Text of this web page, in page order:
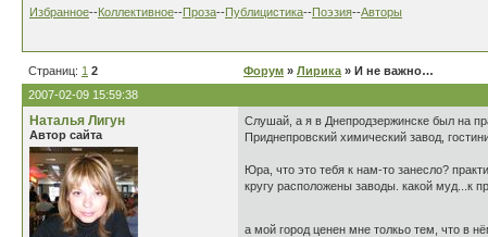
Избранное--Коллективное--Проза--Публицистика--Поэзия--Авторы
Страниц: 1 2 Форум » Лирика » И не важно…
2007-02-09 15:59:38
Наталья Лигун
Автор сайта
Слушай, а я в Днепродзержинске был на
Приднепровский химический завод,
Юра, что это тебя к нам-то занесло?
кругу расположены заводы. какой муд...к
а мой город ценен мне толкьо тем, что в